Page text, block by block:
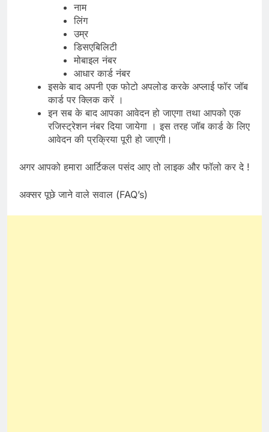
नाम
लिंग
उम्र
डिसएबिलिटी
मोबाइल नंबर
आधार कार्ड नंबर
इसके बाद अपनी एक फोटो अपलोड करके अप्लाई फॉर जॉब
कार्ड पर क्लिक करें ।
इन सब के बाद आपका आवेदन हो जाएगा तथा आपको एक
रजिस्ट्रेशन नंबर दिया जायेगा । इस तरह जॉब कार्ड के लिए
आवेदन की प्रक्रिया पूरी हो जाएगी।
अगर आपको हमारा आर्टिकल पसंद आए तो लाइक और फॉलो कर दे !
अक्सर पूछे जाने वाले सवाल (FAQ’s)